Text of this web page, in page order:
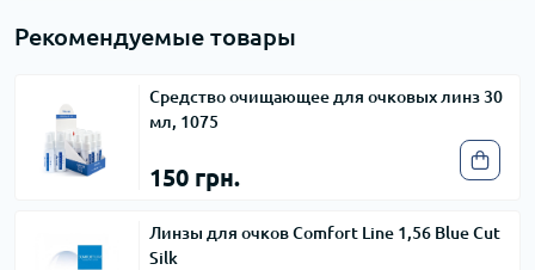
Рекомендуемые товары
Средство очищающее для очковых линз 30
мл, 1075
150 грн.
Линзы для очков Comfort Line 1,56 Blue Cut
Silk